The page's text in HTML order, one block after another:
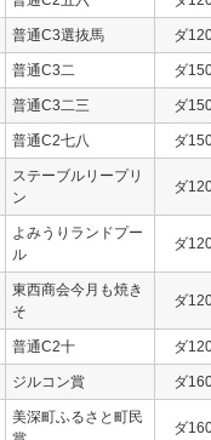
普通C3選抜馬 ダ
普通C3二 ダ
普通C3二三 ダ
普通C2七八 ダ
ステーブルリープリ
ン
ダ
よみうりランドプー
ル
ダ
東西商会今月も焼き
そ
ダ
普通C2十 ダ
ジルコン賞 ダ
美深町ふるさと町民
ダ